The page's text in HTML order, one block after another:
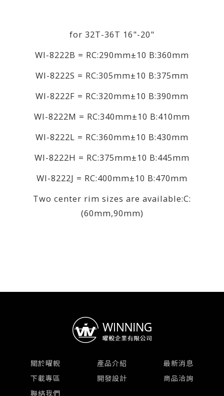
for 32T-36T 16"-20"
WI-8222B = RC:290mm±10 B:360mm
WI-8222S = RC:305mm±10 B:375mm
WI-8222F = RC:320mm±10 B:390mm
WI-8222M = RC:340mm±10 B:410mm
WI-8222L = RC:360mm±10 B:430mm
WI-8222H = RC:375mm±10 B:445mm
WI-8222J = RC:400mm±10 B:470mm
Two center rim sizes are available:C:
(60mm,90mm)
關於曜輗 產品介紹
最新消息
下載專區
開發設計
商品洽詢
聯絡我們